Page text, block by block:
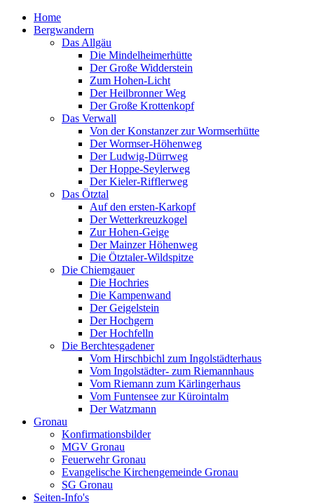
Home
Bergwandern
Das Allgäu
Die Mindelheimerhütte
Der Große Widderstein
Zum Hohen-Licht
Der Heilbronner Weg
Der Große Krottenkopf
Das Verwall
Von der Konstanzer zur Wormserhütte
Der Wormser-Höhenweg
Der Ludwig-Dürrweg
Der Hoppe-Seylerweg
Der Kieler-Rifflerweg
Das Ötztal
Auf den ersten-Karkopf
Der Wetterkreuzkogel
Zur Hohen-Geige
Der Mainzer Höhenweg
Die Ötztaler-Wildspitze
Die Chiemgauer
Die Hochries
Die Kampenwand
Der Geigelstein
Der Hochgern
Der Hochfelln
Die Berchtesgadener
Vom Hirschbichl zum Ingolstädterhaus
Vom Ingolstädter- zum Riemannhaus
Vom Riemann zum Kärlingerhaus
Vom Funtensee zur Kürointalm
Der Watzmann
Gronau
Konfirmationsbilder
MGV Gronau
Feuerwehr Gronau
Evangelische Kirchengemeinde Gronau
SG Gronau
Seiten-Info's